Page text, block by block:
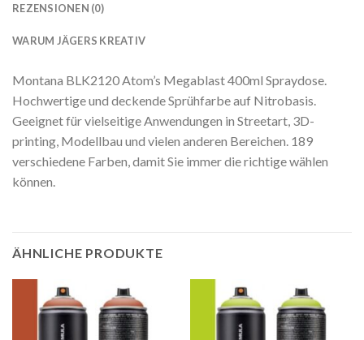
REZENSIONEN (0)
WARUM JÄGERS KREATIV
Montana BLK2120 Atom’s Megablast 400ml Spraydose.
Hochwertige und deckende Sprühfarbe auf Nitrobasis.
Geeignet für vielseitige Anwendungen in Streetart, 3D-
printing, Modellbau und vielen anderen Bereichen. 189
verschiedene Farben, damit Sie immer die richtige wählen
können.
ÄHNLICHE PRODUKTE